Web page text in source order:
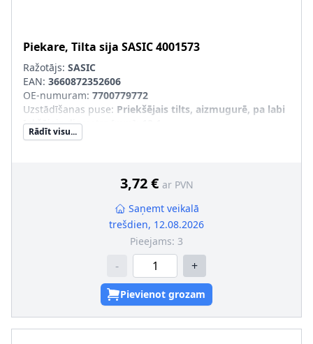
Piekare, Tilta sija SASIC4001573
Ražotājs: SASIC
EAN: 3660872352606
OE-numuram: 7700779772
Uzstādīšanas puse: Priekšējais tilts, aizmugurē, pa labi
Iekšējais diametrs [mm]
Ārējais diametrs [mm]
Rādīt visu...
3,72 € ar PVN
Saņemt veikalā
trešdien, 12.08.2026
Pieejams: 3
- +
Pievienot grozam